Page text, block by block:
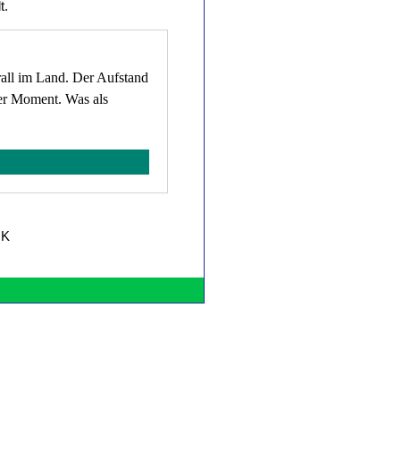
im Land. Der Aufstand
Moment. Was als